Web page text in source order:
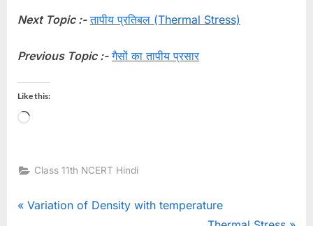
Next Topic :- तापीय प्रतिबल (Thermal Stress)
Previous Topic :- गैसों का तापीय प्रसार
Like this:
Loading…
Class 11th NCERT Hindi
Post
P
Variation of Density with temperature